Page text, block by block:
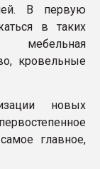
В первую
в таких
мебельная
кровельные
новых
главное,